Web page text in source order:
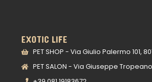
EXOTIC LIFE
PET SHOP - Via Giulio Palermo 101,
PET SALON - Via Giuseppe